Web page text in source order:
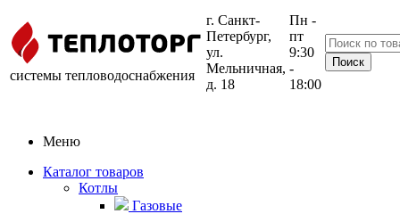
системы тепловодоснабжения
г. Санкт-
Петербург,
ул.
Мельничная,
д. 18
Пн -
пт
9:30
-
18:00
Меню
Каталог товаров
Котлы
Газовые